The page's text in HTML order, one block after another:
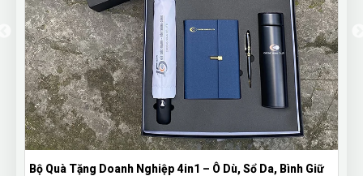
Bộ Quà Tặng Doanh Nghiệp 4in1 – Ô Dù, Sổ Da, Bình Giữ